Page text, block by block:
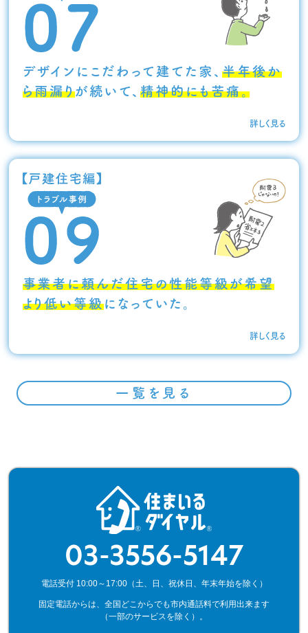
デザインにこだわって建てた家、 半年後か
ら雨漏りが続いて、精神的にも苦痛。
詳しく見る
事業者に頼んだ住宅の性能等級が希望
より低い等級になっていた。
詳しく見る
一覧を見る
03-3556-5147
電話受付 10:00～17:00（土、日、祝休日、年末年始を除く）
固定電話からは、全国どこからでも市内通話料で利用出来ます
（一部のサービスを除く）。